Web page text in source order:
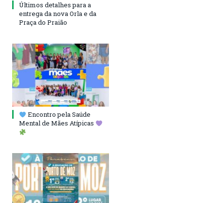
Últimos detalhes para a
entrega da nova Orla e da
Praça do Praião
Encontro pela Saúde
Mental de Mães Atípicas